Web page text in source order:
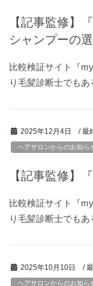
【記事監修】
シャンプーの
比較検証サイト『
り毛髪診断士でも
2025年12月4日 / 最
ヘアサロンからのお知ら
【記事監修】
比較検証サイト『
り毛髪診断士でも
2025年10月10日 /
ヘアサロンからのお知ら